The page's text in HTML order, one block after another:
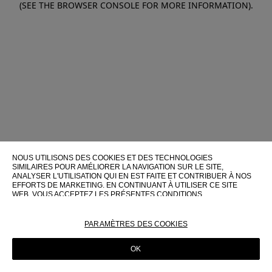
(SEE THE BROWSER CONSOLE FOR MORE INFORMATION).
NOUS UTILISONS DES COOKIES ET DES TECHNOLOGIES
SIMILAIRES POUR AMÉLIORER LA NAVIGATION SUR LE SITE,
ANALYSER L'UTILISATION QUI EN EST FAITE ET CONTRIBUER À NOS
EFFORTS DE MARKETING. EN CONTINUANT À UTILISER CE SITE
WEB, VOUS ACCEPTEZ LES PRÉSENTES CONDITIONS
POUR PLUS D'INFORMATIONS SUR CES TECHNOLOGIES ET LEUR
POLITIQUE EN MATIÈRE DE COOKIES
PARAMÈTRES DES COOKIES
OK